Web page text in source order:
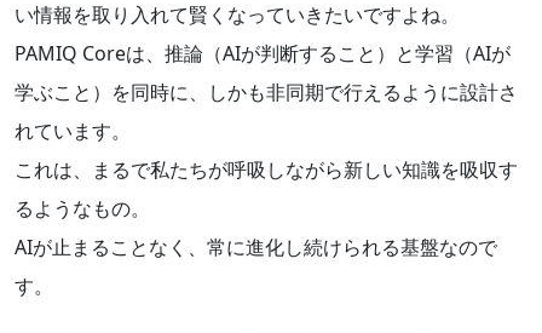
い情報を取り入れて賢くなっていきたいですよね。
PAMIQ Coreは、推論（AIが判断すること）と学習（AIが
学ぶこと）を同時に、しかも非同期で行えるように設計さ
れています。
これは、まるで私たちが呼吸しながら新しい知識を吸収す
るようなもの。
AIが止まることなく、常に進化し続けられる基盤なので
す。